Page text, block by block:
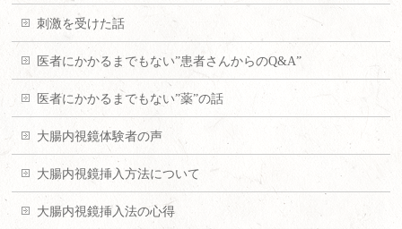
刺激を受けた話
医者にかかるまでもない”患者さんからのQ&A”
医者にかかるまでもない”薬”の話
大腸内視鏡体験者の声
大腸内視鏡挿入方法について
大腸内視鏡挿入法の心得